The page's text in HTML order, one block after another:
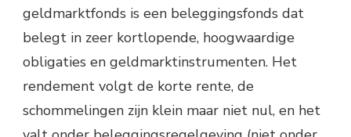
geldmarktfonds is een beleggingsfonds dat
belegt in zeer kortlopende, hoogwaardige
obligaties en geldmarktinstrumenten. Het
rendement volgt de korte rente, de
schommelingen zijn klein maar niet nul, en het